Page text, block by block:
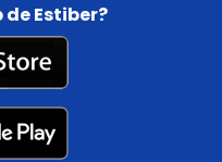
Estiber?